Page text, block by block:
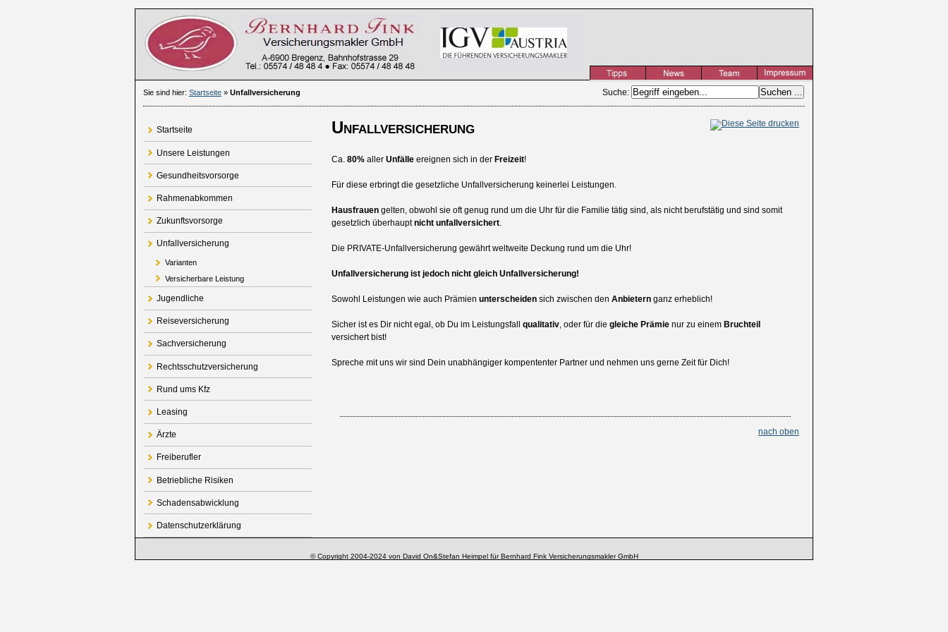
Suche:
Sie sind hier: Startseite» Unfallversicherung
Startseite
Unsere Leistungen
Gesundheitsvorsorge
Rahmenabkommen
Zukunftsvorsorge
Unfallversicherung
Varianten
Versicherbare Leistung
Jugendliche
Reiseversicherung
Sachversicherung
Rechtsschutzversicherung
Rund ums Kfz
Leasing
Ärzte
Freiberufler
Betriebliche Risiken
Schadensabwicklung
Datenschutzerklärung
Unfallversicherung
Ca.80% allerUnfälle ereignen sich in derFreizeit!
Für diese erbringt die gesetzliche Unfallversicherung keinerlei Leistungen.
Hausfrauen gelten, obwohl sie oft genug rund um die Uhr für die Familie tätig sind, als nicht berufstätig und sind somit
gesetzlich überhauptnicht unfallversichert
Die PRIVATE-Unfallversicherung gewährt weltweite Deckung rund um die Uhr!
Unfallversicherung ist jedoch nicht gleich Unfallversicherung!
Sowohl Leistungen wie auch Prämienunterscheiden sich zwischen denAnbietern ganz erheblich!
Sicher ist es Dir nicht egal, ob Du im Leistungsfallqualitativ , oder für diegleiche Prämie nur zu einemBruchteil
versichert bist!
Spreche mit uns wir sind Dein unabhängiger kompententer Partner und nehmen uns gerne Zeit für Dich!
nach oben
© Copyright 2004-2024 von David On&Stefan Heimpel für Bernhard Fink Versicherungsmakler GmbH